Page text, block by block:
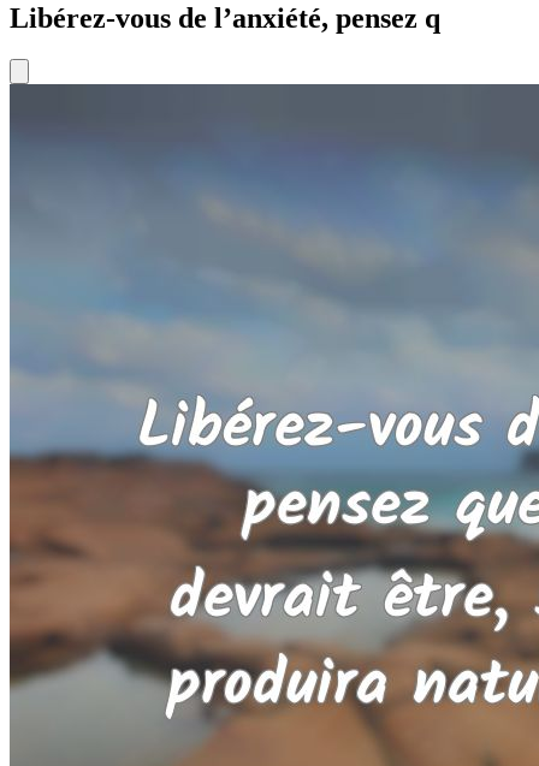
Libérez-vous de l’anxiété, pensez q